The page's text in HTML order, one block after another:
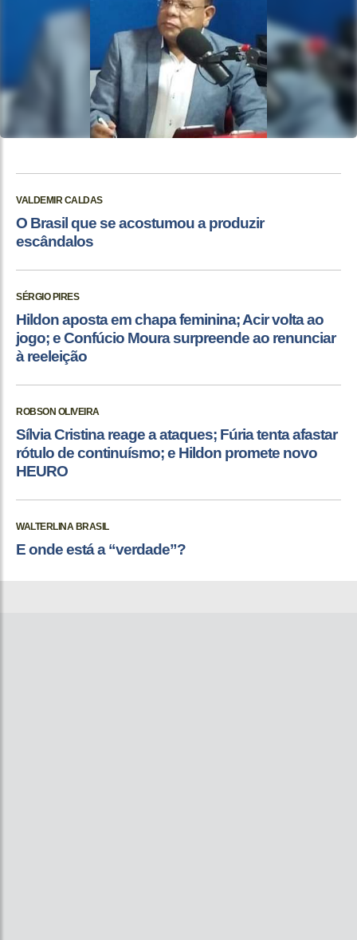
VALDEMIR CALDAS
O Brasil que se acostumou a produzir
escândalos
SÉRGIO PIRES
Hildon aposta em chapa feminina; Acir volta ao
jogo; e Confúcio Moura surpreende ao renunciar
à reeleição
ROBSON OLIVEIRA
Sílvia Cristina reage a ataques; Fúria tenta afastar
rótulo de continuísmo; e Hildon promete novo
HEURO
WALTERLINA BRASIL
E onde está a “verdade”?